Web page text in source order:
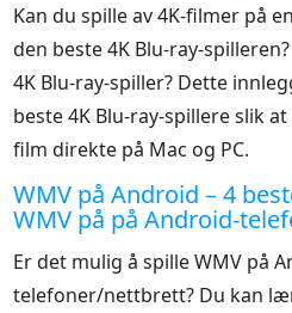
Kan du spille av 4K-filmer på
den beste 4K Blu-ray-
4K Blu-ray-spiller? Dette
beste 4K Blu-ray-spillere slik
film direkte på Mac og PC.
WMV på Android – 4
WMV på på Android-
Er det mulig å spille WMV på
telefoner/nettbrett? Du kan